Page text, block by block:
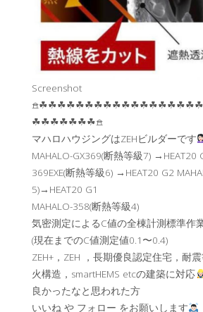
Screenshot
☘︎☘︎☘︎☘︎☘︎☘︎☘︎𖠿
マハロハウジングはZEHビルダーです
MAHALO-GX369(断熱等級7) →HEAT20
369EXE(断熱等級6) →HEAT20 G2
5)→HEAT20 G1
MAHALO-358(断熱等級4)
気密測定によるC値の全棟計測標準作
(現在までのC値測定値0.1〜0.4)
ZEH+，ZEH ，長期優良認定住宅，耐
火構造，smartHEMS etcの建築に対応
良かったなと思われた方
いいね や フォロー をお願いします